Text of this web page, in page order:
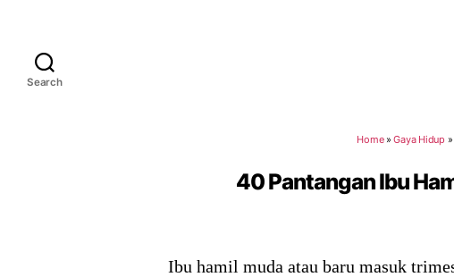
Search
Home»Gaya Hidup »
40 Pantangan Ibu
Ibu hamil muda atau baru masuk